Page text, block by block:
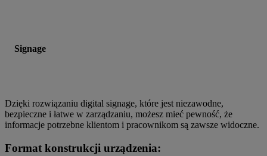
Signage
Dzięki rozwiązaniu digital signage, które jest niezawodne,
bezpieczne i łatwe w zarządzaniu, możesz mieć pewność, że
informacje potrzebne klientom i pracownikom są zawsze widoczne.
Format konstrukcji urządzenia: